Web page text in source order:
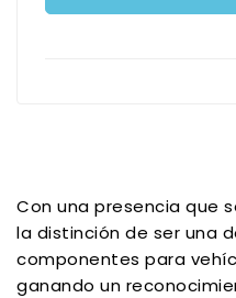
Con una presencia que
la distinción de ser una
componentes para
ganando un